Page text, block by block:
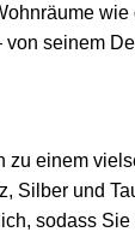
seinem
zu einem
Silber und
sodass